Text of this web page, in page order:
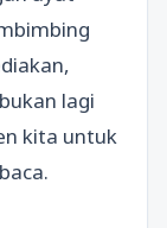
lagi
kita untuk